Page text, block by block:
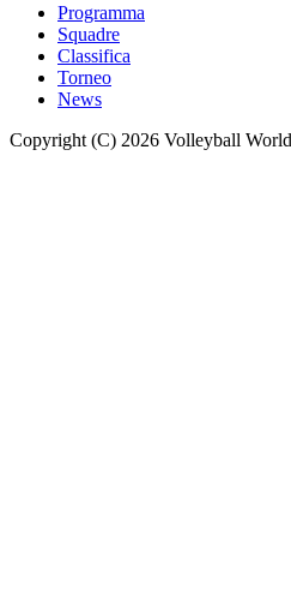
Programma
Squadre
Classifica
Torneo
News
Copyright (C) 2026 Volleyball